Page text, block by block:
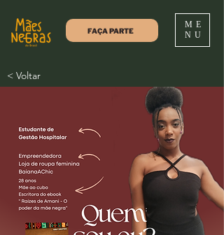
FAÇA PARTE
ME
NU
< Voltar